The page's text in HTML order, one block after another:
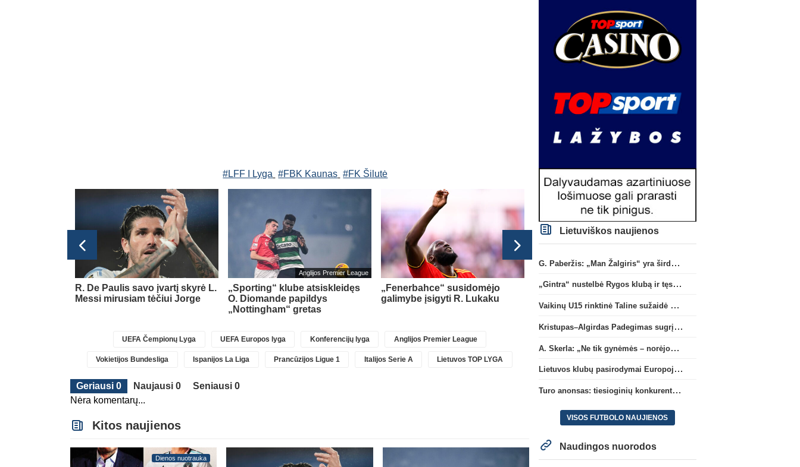
#LFF I Lyga #FBK Kaunas #FK Šilutė
R. De Paulis savo įvartį skyrė L.
Messi mirusiam tėčiui Jorge
Anglijos Premier League
„Sporting“ klube atsiskleidęs
O. Diomande papildys
„Nottingham“ gretas
„Fenerbahce“ susidomėjo
galimybe įsigyti R. Lukaku
F. Torresas priėmė sprendimą
UEFA Čempionų Lyga UEFA Europos lyga Konferencijų lyga Anglijos Premier League
Vokietijos Bundesliga Ispanijos La Liga Prancūzijos Ligue 1 Italijos Serie A Lietuvos TOP LYGA
Geriausi 0 Naujausi 0
Seniausi 0
Nėra komentarų...
Kitos naujienos
Dienos nuotrauka
Lietuviškos naujienos
G. Paberžis: „Man Žalgiris“ yra širdyje“
„Gintra“ nustelbė Rygos klubą ir tęs kovas UEFA Europos taurės atrankoje
Vaikinų U15 rinktinė Taline sužaidė pirmąsias kontrolines rungtynes
Kristupas–Algirdas Padegimas sugrįžta į FC „Hegelmann” B sudėtį
A. Skerla: „Ne tik gynėmės – norėjome atakuoti“
Lietuvos klubų pasirodymai Europoje: patirti pralaimėjimai Kroatijos atstovams
Turo anonsas: tiesioginių konkurentų dvikova Gargžduose
VISOS FUTBOLO NAUJIENOS
Naudingos nuorodos